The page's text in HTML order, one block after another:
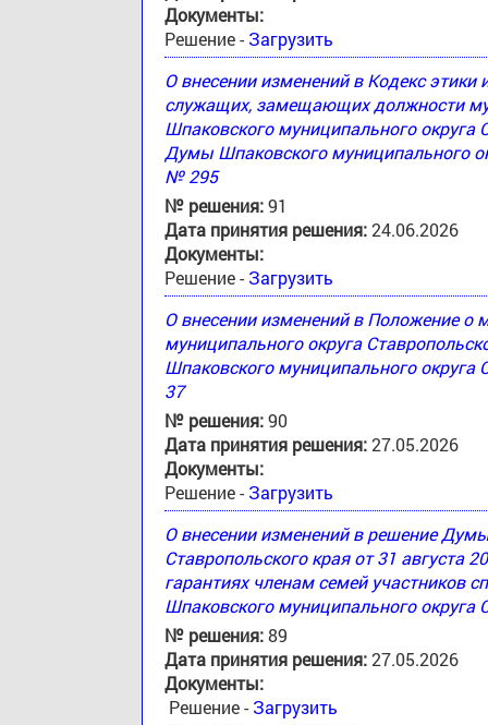
Документы:
Решение - Загрузить
О внесении изменений в Кодекс
служащих, замещающих должности
Шпаковского муниципального
Думы Шпаковского муниципального
№ 295
№ решения:91
Дата принятия решения:24.06.2026
Документы:
Решение - Загрузить
О внесении изменений в Положение
муниципального округа
Шпаковского муниципального округа
37
№ решения:90
Дата принятия решения:27.05.2026
Документы:
Решение - Загрузить
О внесении изменений в решение
Ставропольского края от 31
гарантиях членам семей участников
Шпаковского муниципального округа
№ решения:89
Дата принятия решения:27.05.2026
Документы:
Решение - Загрузить